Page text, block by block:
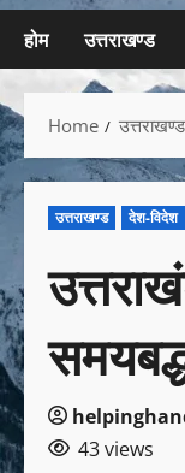
होम उत्तराखण्ड
Home उत्तराखण्ड
उत्तराखण्ड देश-विदेश
43 views